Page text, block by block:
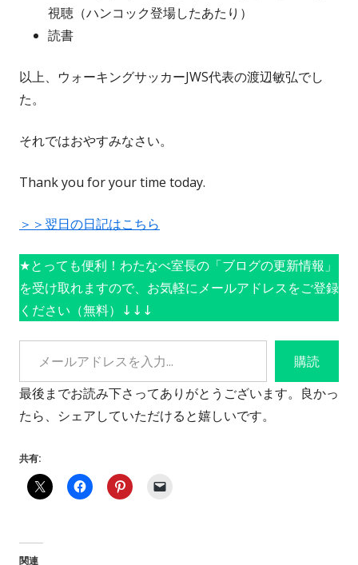
視聴（ハンコック登場したあたり）
読書
以上、ウォーキングサッカーJWS代表の渡辺敏弘でし
た。
それではおやすみなさい。
Thank you for your time today.
＞＞翌日の日記はこちら
★とっても便利！わたなべ室長の「ブログの更新情報」
を受け取れますので、お気軽にメールアドレスをご登録
ください（無料）↓↓↓
メールアドレスを入力...
購読
最後までお読み下さってありがとうございます。良かっ
たら、シェアしていただけると嬉しいです。
共有:
関連